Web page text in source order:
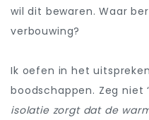
wil dit bewaren. Waar
verbouwing?
Ik oefen in het
boodschappen. Zeg niet ‘
isolatie zorgt dat de